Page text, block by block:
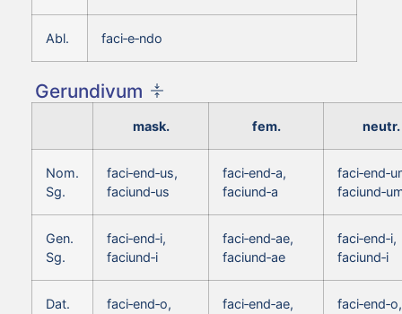
Abl. faci‑e‑ndo
Gerundivum
mask. fem. neutr.
Nom.
Sg.
faci‑end‑us,
faciund‑us
faci‑end‑a,
faciund‑a
Gen.
Sg.
faci‑end‑i,
faciund‑i
faci‑end‑ae,
faciund‑ae
faci‑end‑i,
faciund‑i
Dat.
faci‑end‑o,
faci‑end‑ae,
faci‑end‑o,